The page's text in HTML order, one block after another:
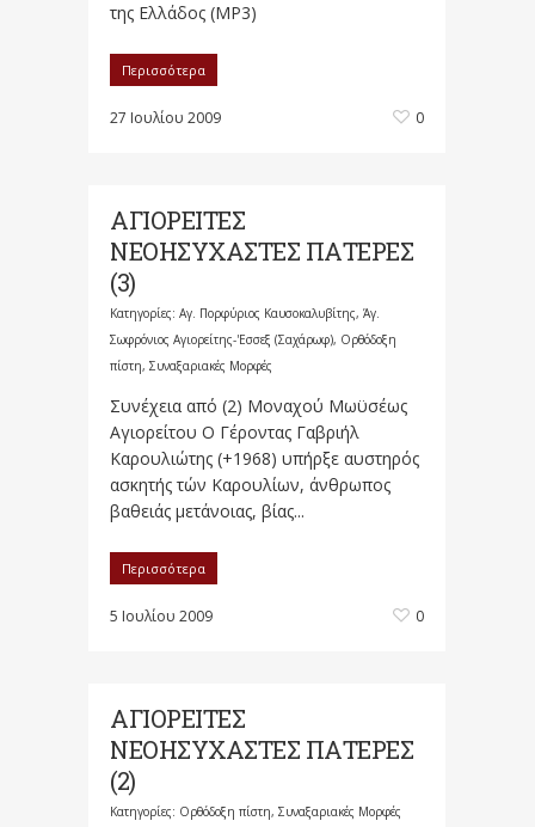
της Ελλάδος (MP3)
Περισσότερα
27 Ιουλίου 2009 0
ΑΓΙΟΡΕΙΤΕΣ
ΝΕΟΗΣΥΧΑΣΤΕΣ ΠΑΤΕΡΕΣ
(3)
Κατηγορίες: Αγ. Πορφύριος Καυσοκαλυβίτης, Άγ.
Σωφρόνιος Αγιορείτης-'Εσσεξ (Σαχάρωφ), Ορθόδοξη
πίστη, Συναξαριακές Μορφές
Συνέχεια από (2) Μοναχού Μωϋσέως
Αγιορείτου Ο Γέροντας Γαβριήλ
Καρουλιώτης (+1968) υπήρξε αυστηρός
ασκητής τών Καρουλίων, άνθρωπος
βαθειάς μετάνοιας, βίας...
Περισσότερα
5 Ιουλίου 2009 0
ΑΓΙΟΡΕΙΤΕΣ
ΝΕΟΗΣΥΧΑΣΤΕΣ ΠΑΤΕΡΕΣ
(2)
Κατηγορίες: Ορθόδοξη πίστη, Συναξαριακές Μορφές